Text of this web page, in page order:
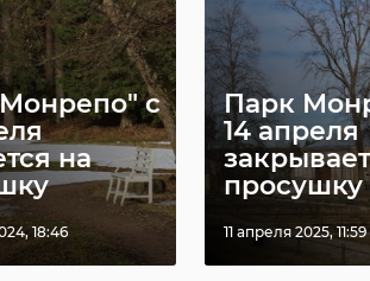
с
на
18:46
Парк
14 апреля
просушку
11 апреля 2025, 11:59
и